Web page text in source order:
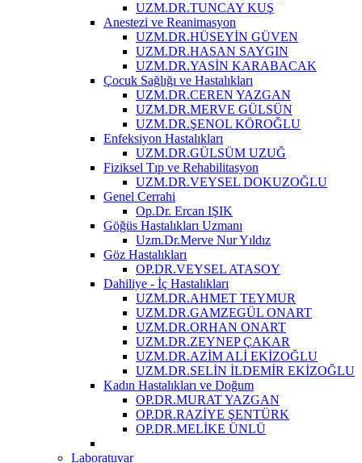
UZM.DR.TUNCAY KUŞ
Anestezi ve Reanimasyon
UZM.DR.HÜSEYİN GÜVEN
UZM.DR.HASAN SAYGIN
UZM.DR.YASİN KARABACAK
Çocuk Sağlığı ve Hastalıkları
UZM.DR.CEREN YAZGAN
UZM.DR.MERVE GÜLSÜN
UZM.DR.ŞENOL KÖROĞLU
Enfeksiyon Hastalıkları
UZM.DR.GÜLSÜM UZUĞ
Fiziksel Tıp ve Rehabilitasyon
UZM.DR.VEYSEL DOKUZOĞLU
Genel Cerrahi
Op.Dr. Ercan IŞIK
Göğüs Hastalıkları Uzmanı
Uzm.Dr.Merve Nur Yıldız
Göz Hastalıkları
OP.DR.VEYSEL ATASOY
Dahiliye - İç Hastalıkları
UZM.DR.AHMET TEYMUR
UZM.DR.GAMZEGÜL ONART
UZM.DR.ORHAN ONART
UZM.DR.ZEYNEP ÇAKAR
UZM.DR.AZİM ALİ EKİZOĞLU
UZM.DR.SELİN İLDEMİR EKİZOĞLU
Kadın Hastalıkları ve Doğum
OP.DR.MURAT YAZGAN
OP.DR.RAZİYE ŞENTÜRK
OP.DR.MELİKE ÜNLÜ
Laboratuvar